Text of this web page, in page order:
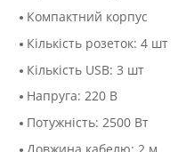
Компактний корпус
Кількість розеток: 4 шт
Кількість USB: 3 шт
Напруга: 220 В
Потужність: 2500 Вт